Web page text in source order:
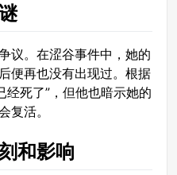
议。在涩谷事件中，她的
便再也没有出现过。根据
经死了”，但他也暗示她的
复活。
和影响